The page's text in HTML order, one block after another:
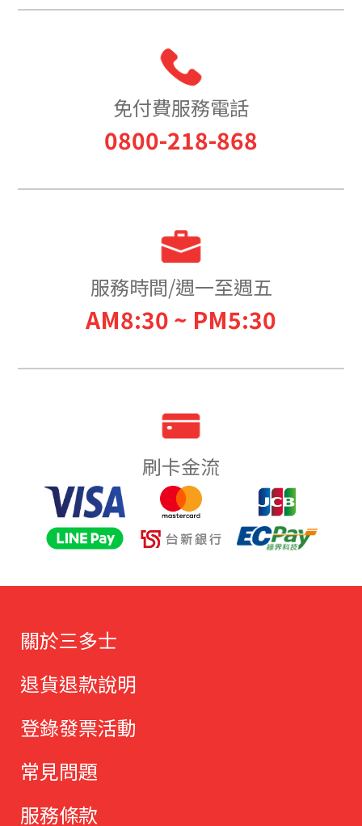
免付費服務電話
0800-218-868
服務時間/週一至週五
AM8:30 ~ PM5:30
刷卡金流
關於三多士
退貨退款說明
登錄發票活動
常見問題
服務條款